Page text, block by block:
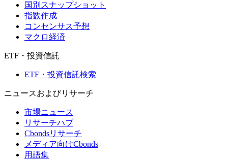
国別スナップショット
指数作成
コンセンサス予想
マクロ経済
ETF・投資信託
ETF・投資信託検索
ニュースおよびリサーチ
市場ニュース
リサーチハブ
Cbondsリサーチ
メディア向けCbonds
用語集